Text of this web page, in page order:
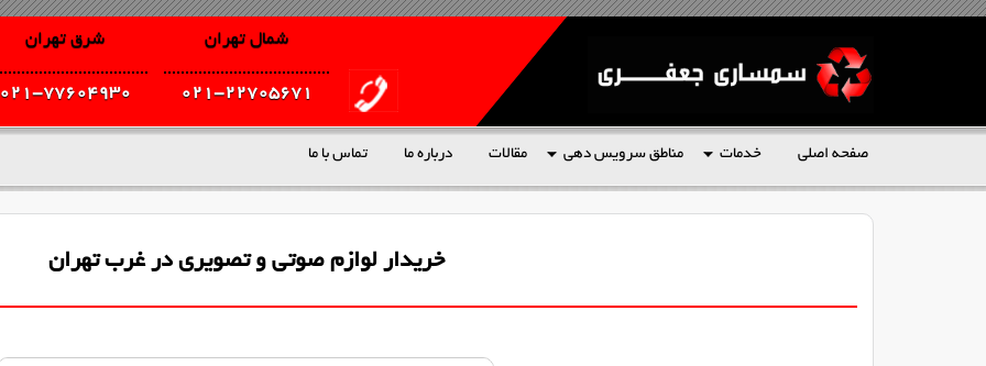
شرق تهران
021-77604930
شمال تهران
021-22705671
صفحه اصلی خدمات مناطق سرویس دهی مقالات درباره ما تماس با ما
خریدار لوازم صوتی و تصویری در غرب تهران